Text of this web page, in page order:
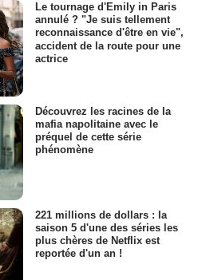
Le tournage d'Emily in Paris
annulé ? "Je suis tellement
reconnaissance d'être en vie",
accident de la route pour une
actrice
Découvrez les racines de la
mafia napolitaine avec le
préquel de cette série
phénomène
221 millions de dollars : la
saison 5 d'une des séries les
plus chères de Netflix est
reportée d'un an !